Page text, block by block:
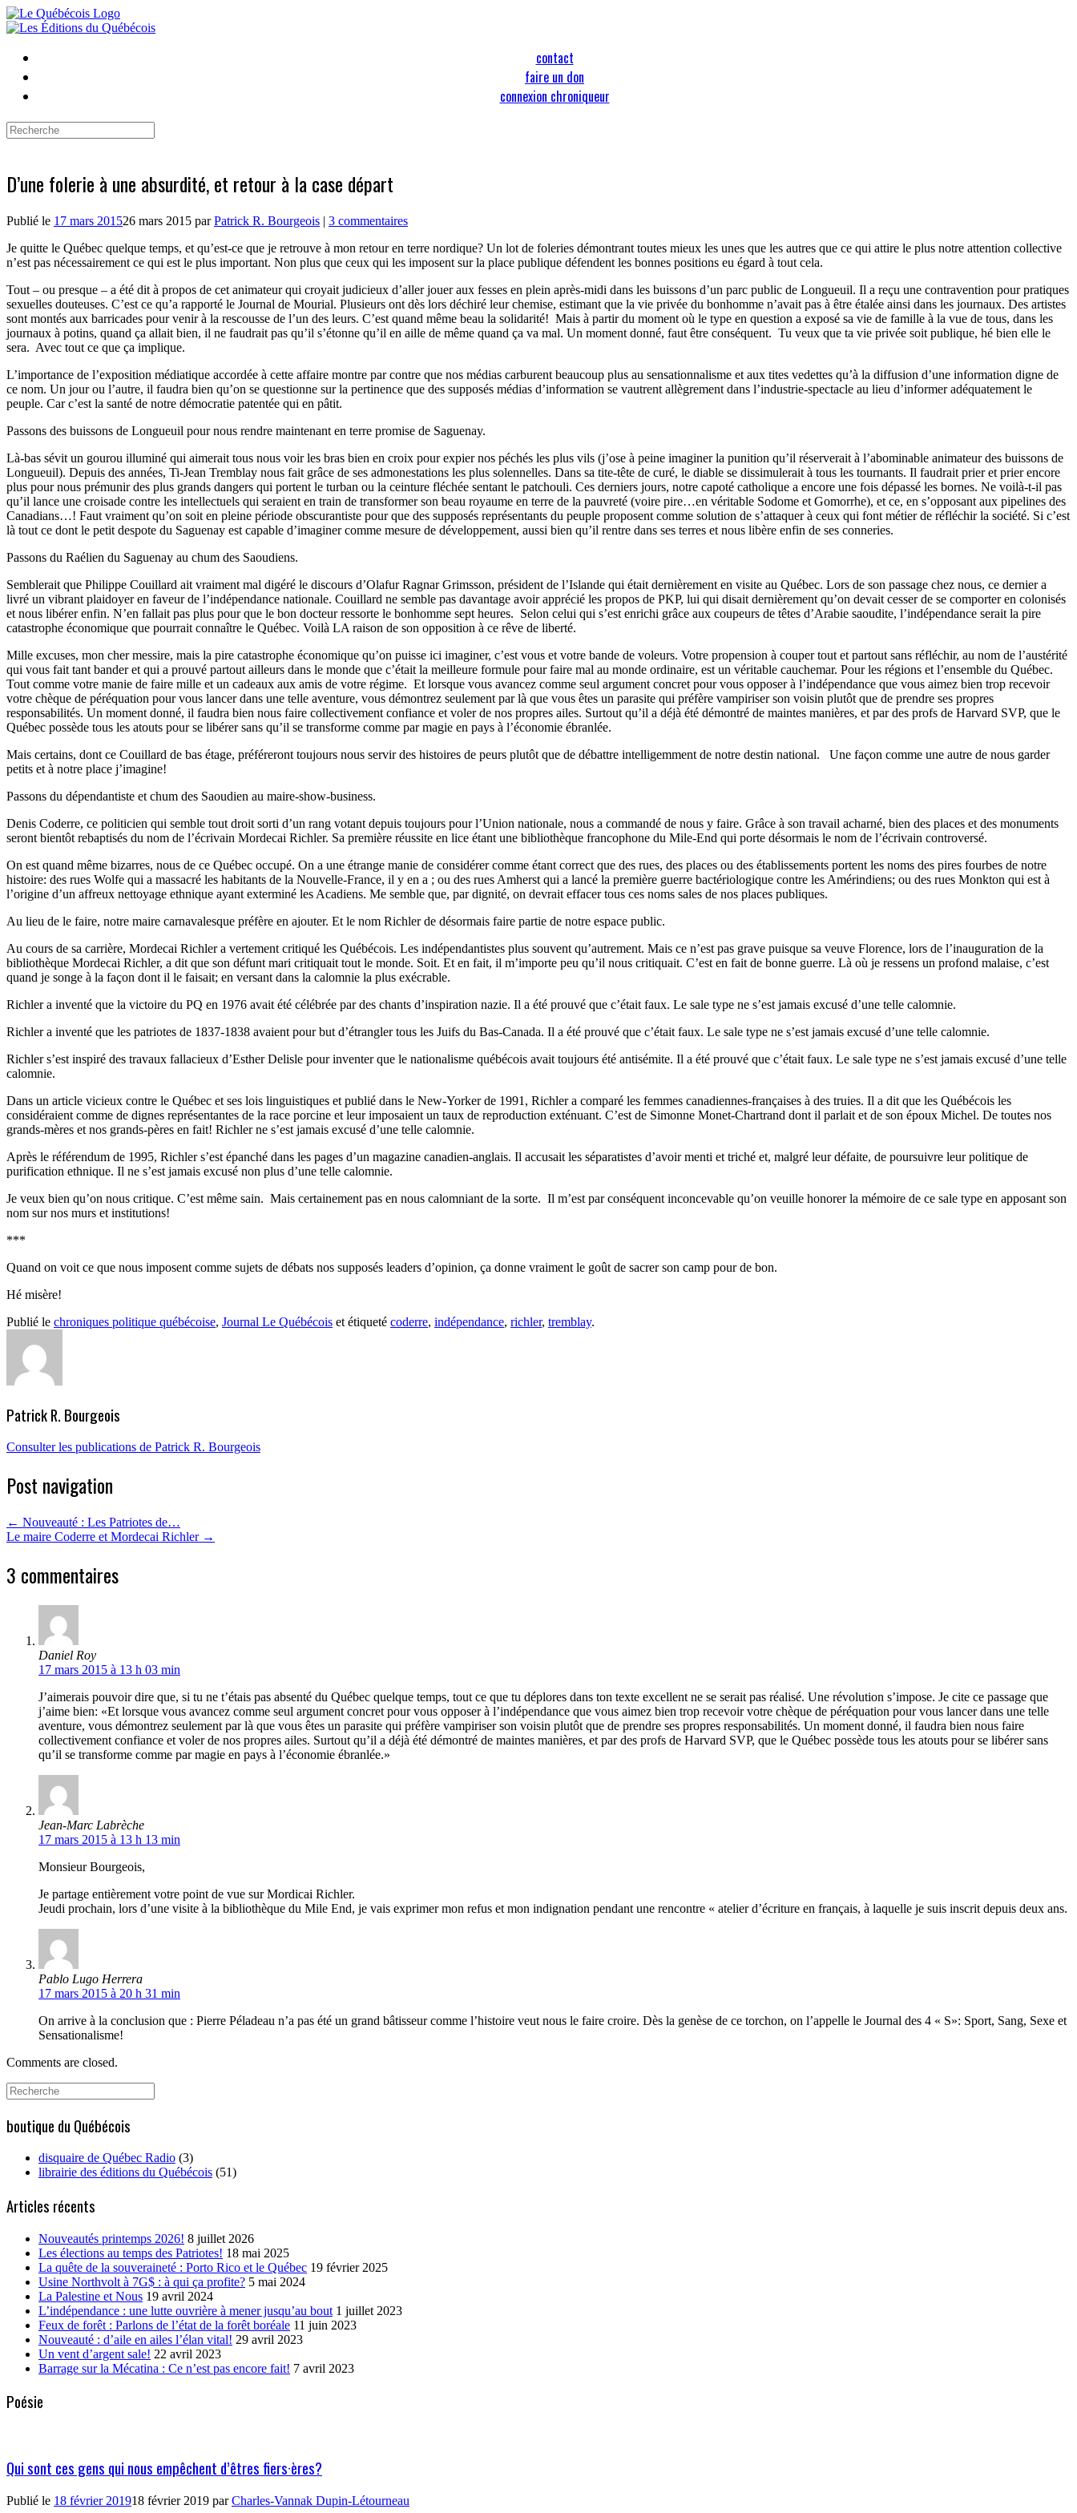
Skip
to
contact
faire un don
connexion chroniqueur
Search
D’une folerie à une absurdité, et retour à la case départ
Publié le 17 mars 201526 mars 2015 parPatrick R. Bourgeois | 3 commentaires
Je quitte le Québec quelque temps, et qu’est-ce que je retrouve à mon retour en terre nordique? Un lot de foleries démontrant toutes mieux les unes que les autres que ce qui attire le plus notre attention collective
n’est pas nécessairement ce qui est le plus important. Non plus que ceux qui les imposent sur la place publique défendent les bonnes positions eu égard à tout cela.
Tout – ou presque – a été dit à propos de cet animateur qui croyait judicieux d’aller jouer aux fesses en plein après-midi dans les buissons d’un parc public de Longueuil. Il a reçu une contravention pour pratiques
sexuelles douteuses. C’est ce qu’a rapporté le Journal de Mourial. Plusieurs ont dès lors déchiré leur chemise, estimant que la vie privée du bonhomme n’avait pas à être étalée ainsi dans les journaux. Des artistes
sont montés aux barricades pour venir à la rescousse de l’un des leurs. C’est quand même beau la solidarité! Mais à partir du moment où le type en question a exposé sa vie de famille à la vue de tous, dans les
journaux à potins, quand ça allait bien, il ne faudrait pas qu’il s’étonne qu’il en aille de même quand ça va mal. Un moment donné, faut être conséquent. Tu veux que ta vie privée soit publique, hé bien elle le
sera. Avec tout ce que ça implique.
L’importance de l’exposition médiatique accordée à cette affaire montre par contre que nos médias carburent beaucoup plus au sensationnalisme et aux tites vedettes qu’à la diffusion d’une information digne de
ce nom. Un jour ou l’autre, il faudra bien qu’on se questionne sur la pertinence que des supposés médias d’information se vautrent allègrement dans l’industrie-spectacle au lieu d’informer adéquatement le
peuple. Car c’est la santé de notre démocratie patentée qui en pâtit.
Passons des buissons de Longueuil pour nous rendre maintenant en terre promise de Saguenay.
Là-bas sévit un gourou illuminé qui aimerait tous nous voir les bras bien en croix pour expier nos péchés les plus vils (j’ose à peine imaginer la punition qu’il réserverait à l’abominable animateur des buissons de
Longueuil). Depuis des années, Ti-Jean Tremblay nous fait grâce de ses admonestations les plus solennelles. Dans sa tite-tête de curé, le diable se dissimulerait à tous les tournants. Il faudrait prier et prier encore
plus pour nous prémunir des plus grands dangers qui portent le turban ou la ceinture fléchée sentant le patchouli. Ces derniers jours, notre capoté catholique a encore une fois dépassé les bornes. Ne voilà-t-il pas
qu’il lance une croisade contre les intellectuels qui seraient en train de transformer son beau royaume en terre de la pauvreté (voire pire…en véritable Sodome et Gomorrhe), et ce, en s’opposant aux pipelines des
Canadians…! Faut vraiment qu’on soit en pleine période obscurantiste pour que des supposés représentants du peuple proposent comme solution de s’attaquer à ceux qui font métier de réfléchir la société. Si c’est
là tout ce dont le petit despote du Saguenay est capable d’imaginer comme mesure de développement, aussi bien qu’il rentre dans ses terres et nous libère enfin de ses conneries.
Passons du Raélien du Saguenay au chum des Saoudiens.
Semblerait que Philippe Couillard ait vraiment mal digéré le discours d’Olafur Ragnar Grimsson, président de l’Islande qui était dernièrement en visite au Québec. Lors de son passage chez nous, ce dernier a
livré un vibrant plaidoyer en faveur de l’indépendance nationale. Couillard ne semble pas davantage avoir apprécié les propos de PKP, lui qui disait dernièrement qu’on devait cesser de se comporter en colonisés
et nous libérer enfin. N’en fallait pas plus pour que le bon docteur ressorte le bonhomme sept heures. Selon celui qui s’est enrichi grâce aux coupeurs de têtes d’Arabie saoudite, l’indépendance serait la pire
catastrophe économique que pourrait connaître le Québec. Voilà LA raison de son opposition à ce rêve de liberté.
Mille excuses, mon cher messire, mais la pire catastrophe économique qu’on puisse ici imaginer, c’est vous et votre bande de voleurs. Votre propension à couper tout et partout sans réfléchir, au nom de l’austérité
qui vous fait tant bander et qui a prouvé partout ailleurs dans le monde que c’était la meilleure formule pour faire mal au monde ordinaire, est un véritable cauchemar. Pour les régions et l’ensemble du Québec.
Tout comme votre manie de faire mille et un cadeaux aux amis de votre régime. Et lorsque vous avancez comme seul argument concret pour vous opposer à l’indépendance que vous aimez bien trop recevoir
votre chèque de péréquation pour vous lancer dans une telle aventure, vous démontrez seulement par là que vous êtes un parasite qui préfère vampiriser son voisin plutôt que de prendre ses propres
responsabilités. Un moment donné, il faudra bien nous faire collectivement confiance et voler de nos propres ailes. Surtout qu’il a déjà été démontré de maintes manières, et par des profs de Harvard SVP, que le
Québec possède tous les atouts pour se libérer sans qu’il se transforme comme par magie en pays à l’économie ébranlée.
Mais certains, dont ce Couillard de bas étage, préféreront toujours nous servir des histoires de peurs plutôt que de débattre intelligemment de notre destin national. Une façon comme une autre de nous garder
petits et à notre place j’imagine!
Passons du dépendantiste et chum des Saoudien au maire-show-business.
Denis Coderre, ce politicien qui semble tout droit sorti d’un rang votant depuis toujours pour l’Union nationale, nous a commandé de nous y faire. Grâce à son travail acharné, bien des places et des monuments
seront bientôt rebaptisés du nom de l’écrivain Mordecai Richler. Sa première réussite en lice étant une bibliothèque francophone du Mile-End qui porte désormais le nom de l’écrivain controversé.
On est quand même bizarres, nous de ce Québec occupé. On a une étrange manie de considérer comme étant correct que des rues, des places ou des établissements portent les noms des pires fourbes de notre
histoire: des rues Wolfe qui a massacré les habitants de la Nouvelle-France, il y en a ; ou des rues Amherst qui a lancé la première guerre bactériologique contre les Amérindiens; ou des rues Monkton qui est à
l’origine d’un affreux nettoyage ethnique ayant exterminé les Acadiens. Me semble que, par dignité, on devrait effacer tous ces noms sales de nos places publiques.
Au lieu de le faire, notre maire carnavalesque préfère en ajouter. Et le nom Richler de désormais faire partie de notre espace public.
Au cours de sa carrière, Mordecai Richler a vertement critiqué les Québécois. Les indépendantistes plus souvent qu’autrement. Mais ce n’est pas grave puisque sa veuve Florence, lors de l’inauguration de la
bibliothèque Mordecai Richler, a dit que son défunt mari critiquait tout le monde. Soit. Et en fait, il m’importe peu qu’il nous critiquait. C’est en fait de bonne guerre. Là où je ressens un profond malaise, c’est
quand je songe à la façon dont il le faisait; en versant dans la calomnie la plus exécrable.
Richler a inventé que la victoire du PQ en 1976 avait été célébrée par des chants d’inspiration nazie. Il a été prouvé que c’était faux. Le sale type ne s’est jamais excusé d’une telle calomnie.
Richler a inventé que les patriotes de 1837-1838 avaient pour but d’étrangler tous les Juifs du Bas-Canada. Il a été prouvé que c’était faux. Le sale type ne s’est jamais excusé d’une telle calomnie.
Richler s’est inspiré des travaux fallacieux d’Esther Delisle pour inventer que le nationalisme québécois avait toujours été antisémite. Il a été prouvé que c’était faux. Le sale type ne s’est jamais excusé d’une telle
calomnie.
Dans un article vicieux contre le Québec et ses lois linguistiques et publié dans le New-Yorker de 1991, Richler a comparé les femmes canadiennes-françaises à des truies. Il a dit que les Québécois les
considéraient comme de dignes représentantes de la race porcine et leur imposaient un taux de reproduction exténuant. C’est de Simonne Monet-Chartrand dont il parlait et de son époux Michel. De toutes nos
grands-mères et nos grands-pères en fait! Richler ne s’est jamais excusé d’une telle calomnie.
Après le référendum de 1995, Richler s’est épanché dans les pages d’un magazine canadien-anglais. Il accusait les séparatistes d’avoir menti et triché et, malgré leur défaite, de poursuivre leur politique de
purification ethnique. Il ne s’est jamais excusé non plus d’une telle calomnie.
Je veux bien qu’on nous critique. C’est même sain. Mais certainement pas en nous calomniant de la sorte. Il m’est par conséquent inconcevable qu’on veuille honorer la mémoire de ce sale type en apposant son
nom sur nos murs et institutions!
***
Quand on voit ce que nous imposent comme sujets de débats nos supposés leaders d’opinion, ça donne vraiment le goût de sacrer son camp pour de bon.
Hé misère!
Publié le chroniques politique québécoise, Journal Le Québécois et étiqueté coderre, indépendance, richler, tremblay.
Patrick R. Bourgeois
Consulter les publications de Patrick R. Bourgeois
Post navigation
← Nouveauté : Les Patriotes de…
Le maire Coderre et Mordecai Richler →
3 commentaires
Daniel Roy
17 mars 2015 à 13 h 03 min
J’aimerais pouvoir dire que, si tu ne t’étais pas absenté du Québec quelque temps, tout ce que tu déplores dans ton texte excellent ne se serait pas réalisé. Une révolution s’impose. Je cite ce passage que
j’aime bien: «Et lorsque vous avancez comme seul argument concret pour vous opposer à l’indépendance que vous aimez bien trop recevoir votre chèque de péréquation pour vous lancer dans une telle
aventure, vous démontrez seulement par là que vous êtes un parasite qui préfère vampiriser son voisin plutôt que de prendre ses propres responsabilités. Un moment donné, il faudra bien nous faire
collectivement confiance et voler de nos propres ailes. Surtout qu’il a déjà été démontré de maintes manières, et par des profs de Harvard SVP, que le Québec possède tous les atouts pour se libérer sans
qu’il se transforme comme par magie en pays à l’économie ébranlée.»
Jean-Marc Labrèche
17 mars 2015 à 13 h 13 min
Monsieur Bourgeois,
Je partage entièrement votre point de vue sur Mordicai Richler.
Jeudi prochain, lors d’une visite à la bibliothèque du Mile End, je vais exprimer mon refus et mon indignation pendant une rencontre « atelier d’écriture en français, à laquelle je suis inscrit depuis deux ans.
Pablo Lugo Herrera
17 mars 2015 à 20 h 31 min
On arrive à la conclusion que : Pierre Péladeau n’a pas été un grand bâtisseur comme l’histoire veut nous le faire croire. Dès la genèse de ce torchon, on l’appelle le Journal des 4 « S»: Sport, Sang, Sexe et
Sensationalisme!
Comments are closed.
Search
for:
boutique du Québécois
disquaire de Québec Radio (3)
librairie des éditions du Québécois (51)
Articles récents
Nouveautés printemps 2026! 8 juillet 2026
Les élections au temps des Patriotes! 18 mai 2025
La quête de la souveraineté : Porto Rico et le Québec 19 février 2025
Usine Northvolt à 7G$ : à qui ça profite? 5 mai 2024
La Palestine et Nous 19 avril 2024
L’indépendance : une lutte ouvrière à mener jusqu’au bout 1 juillet 2023
Feux de forêt : Parlons de l’état de la forêt boréale 11 juin 2023
Nouveauté : d’aile en ailes l’élan vital! 29 avril 2023
Un vent d’argent sale! 22 avril 2023
Barrage sur la Mécatina : Ce n’est pas encore fait! 7 avril 2023
Poésie
Qui sont ces gens qui nous empêchent d’êtres fiers·ères?
Publié le 18 février 201918 février 2019 parCharles-Vannak Dupin-Létourneau